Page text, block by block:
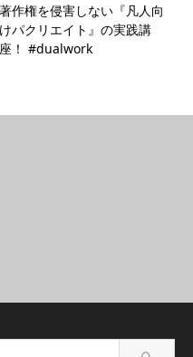
著作権を侵害しない『凡人向
けパクリエイト』の実践講
座！ #dualwork